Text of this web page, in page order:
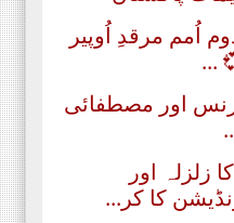
اُمم مرقدِ اُوپیر
...
اور مصطفائی
2005ء کا زلزلہ اور
کا کر...